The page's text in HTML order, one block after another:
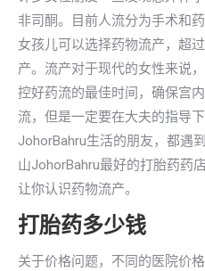
非司酮。目前人流分为手术和
女孩儿可以选择药物流产，超
产。流产对于现代的女性来说
控好药流的最佳时间，确保宫
流，但是一定要在大夫的指导
JohorBahru生活的朋友，都遇
山JohorBahru最好的打胎药药
让你认识药物流产。
打胎药多少钱
关于价格问题，不同的医院价